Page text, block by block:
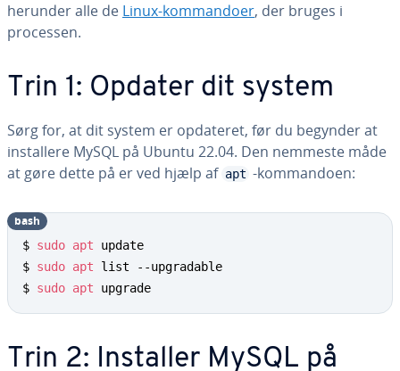
herunder alle de Linux-kom­man­do­er, der bruges i
processen.
Trin 1: Opdater dit system
Sørg for, at dit system er opdateret, før du begynder at
in­stal­le­re MySQL på Ubuntu 22.04. Den nemmeste måde
at gøre dette på er ved hjælp af apt -kom­man­do­en:
$ sudo apt update
$ sudo apt list --upgradable
$ sudo apt upgrade
bash
Trin 2: Installer MySQL på